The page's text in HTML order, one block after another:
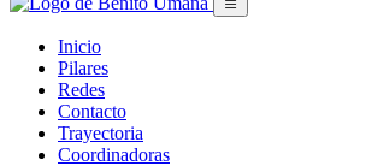
Inicio
Pilares
Redes
Contacto
Trayectoria
Coordinadoras